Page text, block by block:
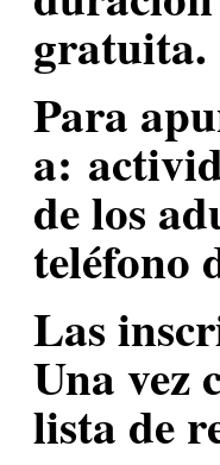
gratuita.
Para
a:
de los
teléfono
Las
Una vez
lista de